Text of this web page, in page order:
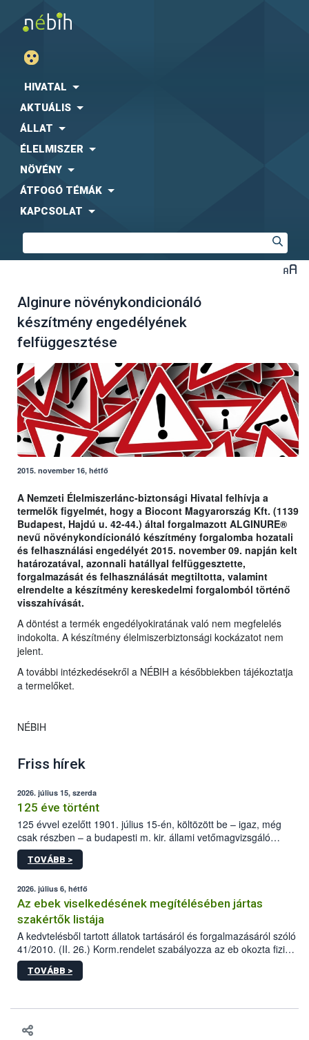
HIVATAL
AKTUÁLIS
ÁLLAT
ÉLELMISZER
NÖVÉNY
ÁTFOGÓ TÉMÁK
KAPCSOLAT
Alginure növénykondicionáló
készítmény engedélyének
felfüggesztése
2015. november 16, hétfő
A Nemzeti Élelmiszerlánc-biztonsági Hivatal felhívja a
termelők figyelmét, hogy a Biocont Magyarország Kft. (1139
Budapest, Hajdú u. 42-44.) által forgalmazott ALGINURE®
nevű növénykondícionáló készítmény forgalomba hozatali
és felhasználási engedélyét 2015. november 09. napján kelt
határozatával, azonnali hatállyal felfüggesztette,
forgalmazását és felhasználását megtiltotta, valamint
elrendelte a készítmény kereskedelmi forgalomból történő
visszahívását.
A döntést a termék engedélyokiratának való nem megfelelés
indokolta. A készítmény élelmiszerbiztonsági kockázatot nem
jelent.
A további intézkedésekről a NÉBIH a későbbiekben tájékoztatja
a termelőket.
NÉBIH
Friss hírek
2026. július 15, szerda
125 éve történt
125 évvel ezelőtt 1901. július 15-én, költözött be – igaz, még
csak részben – a budapesti m. kir. állami vetőmagvizsgáló
állomás a Kis Rókus utca 15. szám alatti, Czigler Győző által
tervezett új épületébe.
TOVÁBB >
2026. július 6, hétfő
Az ebek viselkedésének megítélésében jártas
szakértők listája
A kedvtelésből tartott állatok tartásáról és forgalmazásáról szóló
41/2010. (II. 26.) Korm.rendelet szabályozza az eb okozta fizikai
sérülés, illetve ennek veszélye keletkezésekor felmerülő
hatósági feladatokat, valamint a veszélyes eb tartását és annak
TOVÁBB >